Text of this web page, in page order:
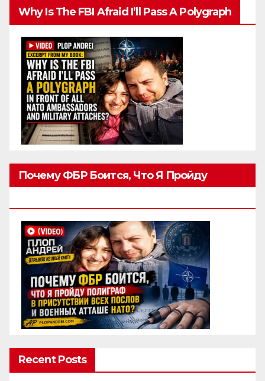
Why Is The FBI Afraid I’ll Pass A Polygraph
Почему ФБР Боится, Что Я Пройду
Recent Posts